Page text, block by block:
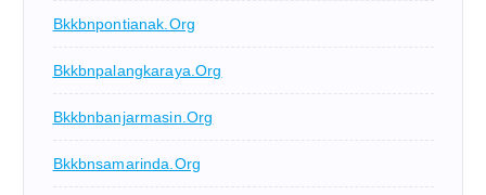
Bkkbnpontianak.org
Bkkbnpalangkaraya.org
Bkkbnbanjarmasin.org
Bkkbnsamarinda.org